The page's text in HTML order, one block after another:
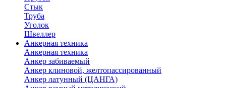
Стык
Труба
Уголок
Швеллер
Анкерная техника
Анкерная техника
Анкер забиваемый
Анкер клиновой, желтопассированный
Анкер латунный (ЦАНГА)